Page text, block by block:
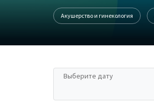
Акушерство и гинекология
Выберите дату